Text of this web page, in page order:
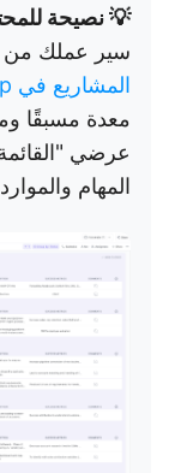
💡 نصيحة
سير عملك من
المشاريع في ClickUp
معدة مسبقًا
عرضي
المهام